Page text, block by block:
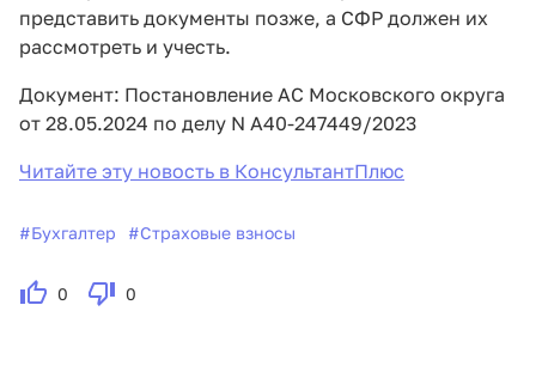
представить документы позже, а СФР должен их
рассмотреть и учесть.
Документ: Постановление АС Московского округа
от 28.05.2024 по делу N А40-247449/2023
Читайте эту новость в КонсультантПлюс
#Бухгалтер #Страховые взносы
0 0